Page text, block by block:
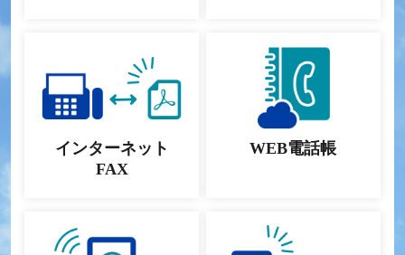
インターネット
FAX
WEB電話帳